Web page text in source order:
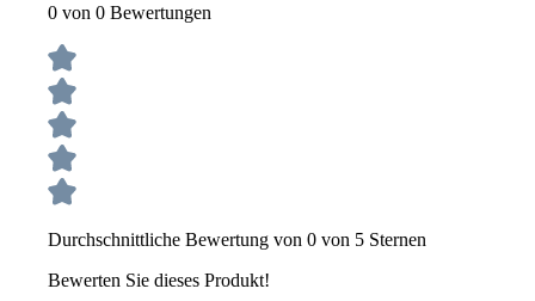
0 von 0 Bewertungen
Durchschnittliche Bewertung von 0 von 5 Sternen
Bewerten Sie dieses Produkt!